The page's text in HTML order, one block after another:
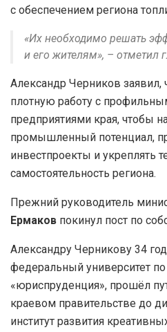
с обеспечением региона
«Их необходимо решать
и его жителям», – отметил
Александр Черников заявил,
плотную работу с
предприятиями края, чтобы
промышленный потенциал,
инвестпроекты и укреплять
самостоятельность региона.
Прежний руководитель
Ермаков покинул пост по
Александру Черникову 34
федеральный университет
«юриспруденция», прошёл
краевом правительстве до
институт развития